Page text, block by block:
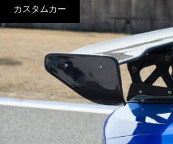
カスタムカー